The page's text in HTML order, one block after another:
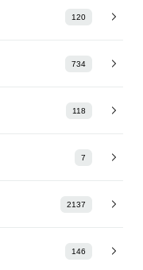
120
734
118
7
2137
146